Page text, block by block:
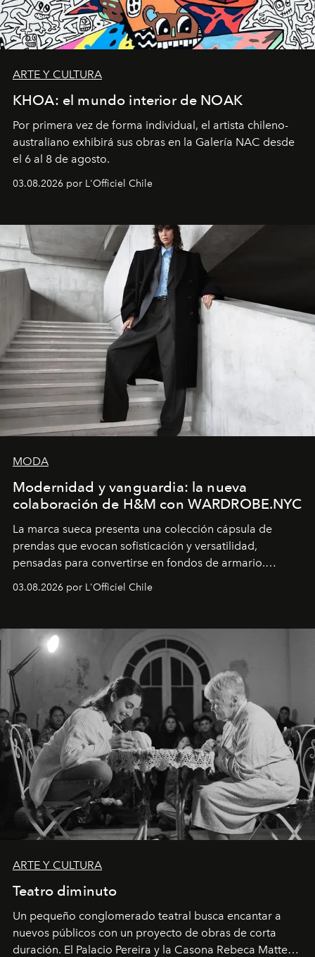
ARTE Y CULTURA
KHOA: el mundo interior de NOAK
Por primera vez de forma individual, el artista chileno-
australiano exhibirá sus obras en la Galería NAC desde
el 6 al 8 de agosto.
03.08.2026 por L'Officiel Chile
MODA
Modernidad y vanguardia: la nueva
colaboración de H&M con WARDROBE.NYC
La marca sueca presenta una colección cápsula de
prendas que evocan sofisticación y versatilidad,
pensadas para convertirse en fondos de armario.
03.08.2026 por L'Officiel Chile
ARTE Y CULTURA
Teatro diminuto
Un pequeño conglomerado teatral busca encantar a
nuevos públicos con un proyecto de obras de corta
duración. El Palacio Pereira y la Casona Rebeca Matte